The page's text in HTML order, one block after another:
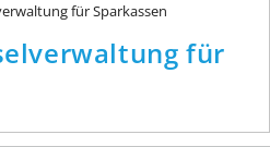
für Sparkassen
für